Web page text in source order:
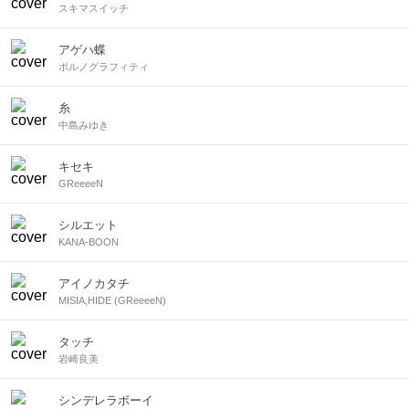
スキマスイッチ
アゲハ蝶
ポルノグラフィティ
糸
中島みゆき
キセキ
GReeeeN
シルエット
KANA-BOON
アイノカタチ
MISIA,HIDE (GReeeeN)
タッチ
岩崎良美
シンデレラボーイ